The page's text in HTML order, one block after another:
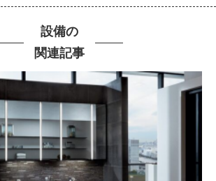
設備の
関連記事